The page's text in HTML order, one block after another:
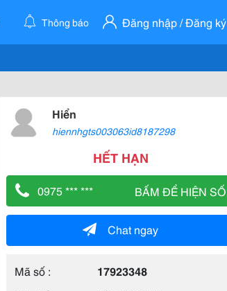
Thông báo Đăng nhập / Đăng ký
Hiển
hiennhgts003063id8187298
HẾT HẠN
0975 *** *** BẤM ĐỂ HIỆN SỐ
Chat ngay
Mã số :
17923348